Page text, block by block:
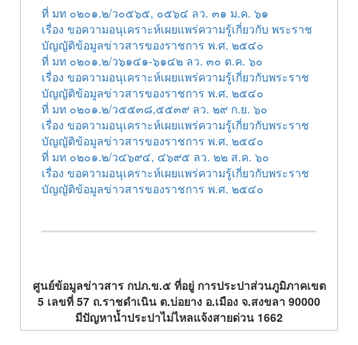
ที่ มท ๐๒๐๑.๒/ว๐๕๖๕, ๐๕๖๔ ลว. ๓๑ ม.ค. ๖๑
เรื่อง ขอความอนุเคราะห์เผยแพร่ความรู้เกี่ยวกับ พระราช
บัญญัติข้อมูลข่าวสารของราชการ พ.ศ. ๒๕๔๐
ที่ มท ๐๒๐๑.๒/ว๖๑๔๑-๖๑๔๒ ลว. ๓๐ ต.ค. ๖๐
เรื่อง ขอความอนุเคราะห์เผยแพร่ความรู้เกี่ยวกับพระราช
บัญญัติข้อมูลข่าวสารของราชการ พ.ศ. ๒๕๔๐
ที่ มท ๐๒๐๑.๒/ว๕๕๓๘,๕๕๓๙ ลว. ๒๙ ก.ย. ๖๐
เรื่อง ขอความอนุเคราะห์เผยแพร่ความรู้เกี่ยวกับพระราช
บัญญัติข้อมูลข่าวสารของราชการ พ.ศ. ๒๕๔๐
ที่ มท ๐๒๐๑.๒/ว๔๖๙๔, ๔๖๙๕ ลว. ๒๒ ส.ค. ๖๐
เรื่อง ขอความอนุเคราะห์เผยแพร่ความรู้เกี่ยวกับพระราช
บัญญัติข้อมูลข่าวสารของราชการ พ.ศ. ๒๕๔๐
ศูนย์ข้อมูลข่าวสาร กปภ.ข.๕ ที่อยู่ การประปาส่วนภูมิภาคเขต
5 เลขที่ 57 ถ.ราชดำเนิน ต.บ่อยาง อ.เมือง จ.สงขลา 90000
มีปัญหาน้ำประปาไม่ไหลแจ้งสายด่วน 1662